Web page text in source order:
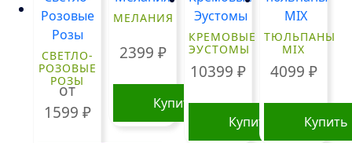
СВЕТЛО-
РОЗОВЫЕ
РОЗЫ
от
1599 ₽
МЕЛАНИЯ
2399 ₽
Купить
КРЕМОВЫЕ
ЭУСТОМЫ
10399₽
Купить
ТЮЛЬПАНЫ
MIX
4099 ₽
Купить